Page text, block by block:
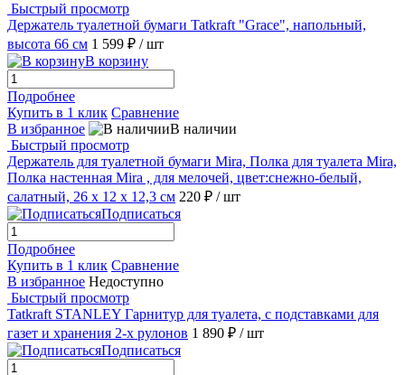
Быстрый просмотр
Держатель туалетной бумаги Tatkraft "Grace", напольный,
высота 66 см 1 599 ₽ / шт
В корзину
Подробнее
Купить в 1 клик Сравнение
В избранное
В наличии
Быстрый просмотр
Держатель для туалетной бумаги Mira, Полка для туалета Mira,
Полка настенная Mira , для мелочей, цвет:снежно-белый,
салатный, 26 х 12 х 12,3 см 220 ₽ / шт
Подписаться
Подробнее
Купить в 1 клик Сравнение
В избранное Недоступно
Быстрый просмотр
Tatkraft STANLEY Гарнитур для туалета, с подставками для
газет и хранения 2-х рулонов 1 890 ₽ / шт
Подписаться